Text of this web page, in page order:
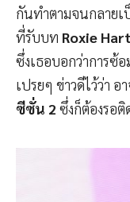
กันทำตามจนกลาย
ที่รับบท Roxie
ซึ่งเธอบอกว่าการซ้
เปรยๆ ข่าวดีไว้ว่า
ซีซั่น 2 ซึ่งก็ต้องรอ